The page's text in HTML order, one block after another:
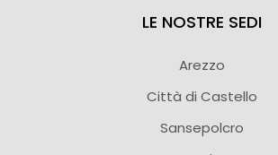
LE NOSTRE SEDI
Arezzo
Città di Castello
Sansepolcro